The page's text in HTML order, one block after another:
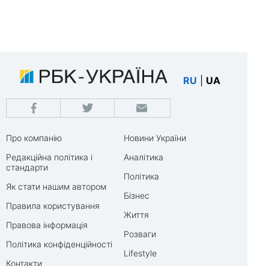
RU UA
Про компанію
Редакційна політика і
стандарти
Як стати нашим автором
Правила користування
Правова інформація
Політика конфіденційності
Контакти
Новини України
Аналітика
Політика
Бізнес
Життя
Розваги
Lifestyle